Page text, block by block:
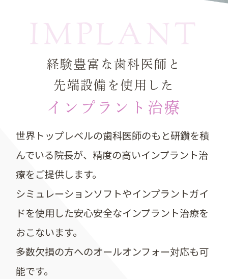
IMPLANT
経験豊富な歯科医師と
先端設備を使用した
インプラント治療
世界トップレベルの歯科医師のもと研鑽を積
んでいる院長が、 精度の高いインプラント治
療をご提供します。
シミュレーションソフトやインプラントガイ
ドを使用した安心安全なインプラント治療を
おこないます。
多数欠損の方へのオールオンフォー対応も可
能です。